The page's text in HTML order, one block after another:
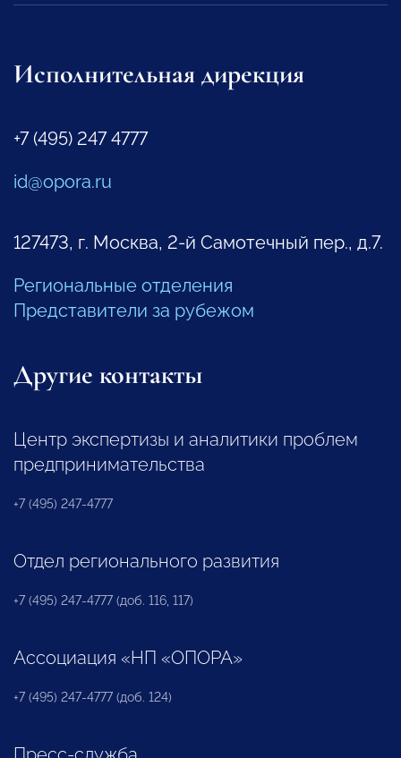
Исполнительная дирекция
+7 (495) 247 4777
id@opora.ru
127473, г. Москва, 2-й Самотечный пер., д.7.
Региональные отделения
Представители за рубежом
Другие контакты
Центр экспертизы и аналитики проблем
предпринимательства
+7 (495) 247-4777
Отдел регионального развития
+7 (495) 247-4777 (доб. 116, 117)
Ассоциация «НП «ОПОРА»
+7 (495) 247-4777 (доб. 124)